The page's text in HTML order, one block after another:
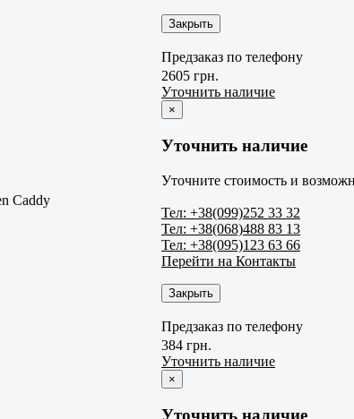
Закрыть
Предзаказ по телефону
Caddy
2605 грн.
Уточнить наличие
×
Уточнить наличие
Уточните стоимость и
Тел: +38(099)252 33 32
Тел: +38(068)488 83 13
Тел: +38(095)123 63 66
Перейти на Контакты
Закрыть
Предзаказ по телефону
384 грн.
Уточнить наличие
×
Уточнить наличие